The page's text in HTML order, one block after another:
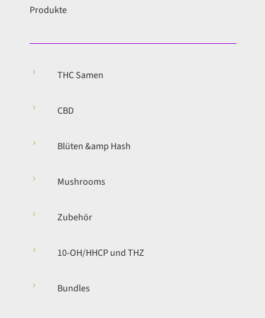
Produkte
5 THC Samen
5 CBD
5 Blüten &amp Hash
5 Mushrooms
5 Zubehör
5 10-OH/HHCP und THZ
5 Bundles